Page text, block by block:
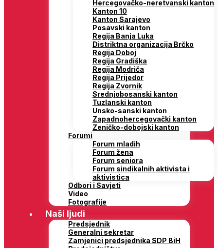
Hercegovačko-neretvanski kanton
Kanton 10
Kanton Sarajevo
Posavski kanton
Regija Banja Luka
Distriktna organizacija Brčko
Regija Doboj
Regija Gradiška
Regija Modriča
Regija Prijedor
Regija Zvornik
Srednjobosanski kanton
Tuzlanski kanton
Unsko-sanski kanton
Zapadnohercegovački kanton
Zeničko-dobojski kanton
Forumi
Forum mladih
Forum žena
Forum seniora
Forum sindikalnih aktivista i
aktivistica
Odbori i Savjeti
Video
Fotografije
Naši ljudi
Predsjednik
Generalni sekretar
Zamjenici predsjednika SDP BiH